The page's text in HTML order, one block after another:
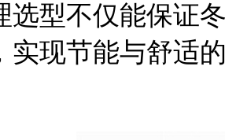
选型不仅能保证
实现节能与舒适